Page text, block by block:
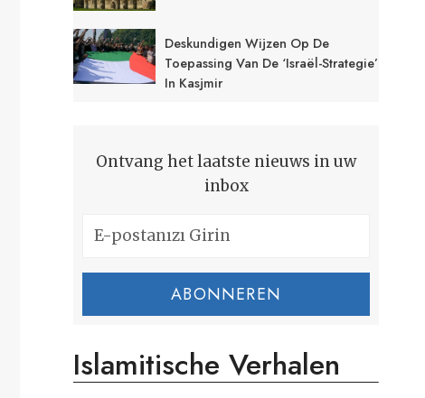
Deskundigen Wijzen Op De
Toepassing Van De ‘Israël-Strategie’
In Kasjmir
Ontvang het laatste nieuws in uw
inbox
ABONNEREN
Islamitische Verhalen